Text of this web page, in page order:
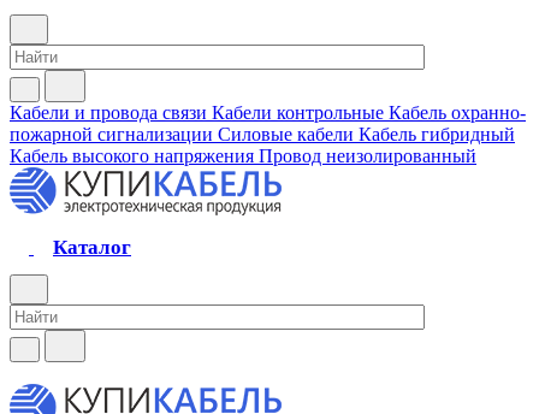
Кабели и провода связи Кабели контрольные Кабель охранно-
пожарной сигнализации Силовые кабели Кабель гибридный
Кабель высокого напряжения Провод неизолированный
Каталог